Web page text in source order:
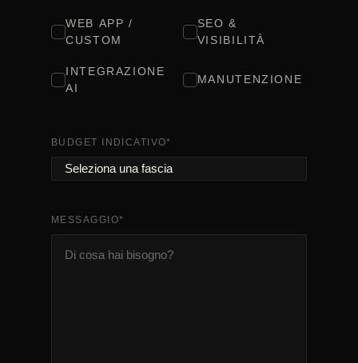
WEB APP /
CUSTOM
SEO &
VISIBILITÀ
INTEGRAZIONE
AI
MANUTENZIONE
BUDGET INDICATIVO*
MESSAGGIO*